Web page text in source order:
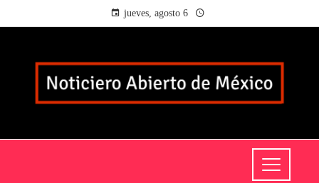
jueves, agosto 6